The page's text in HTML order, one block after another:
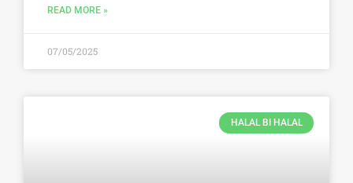
READ MORE »
07/05/2025
HALAL BI HALAL